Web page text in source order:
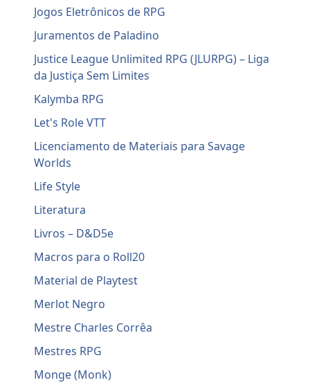
Jogos Eletrônicos de RPG
Juramentos de Paladino
Justice League Unlimited RPG (JLURPG) – Liga
da Justiça Sem Limites
Kalymba RPG
Let's Role VTT
Licenciamento de Materiais para Savage
Worlds
Life Style
Literatura
Livros – D&D5e
Macros para o Roll20
Material de Playtest
Merlot Negro
Mestre Charles Corrêa
Mestres RPG
Monge (Monk)